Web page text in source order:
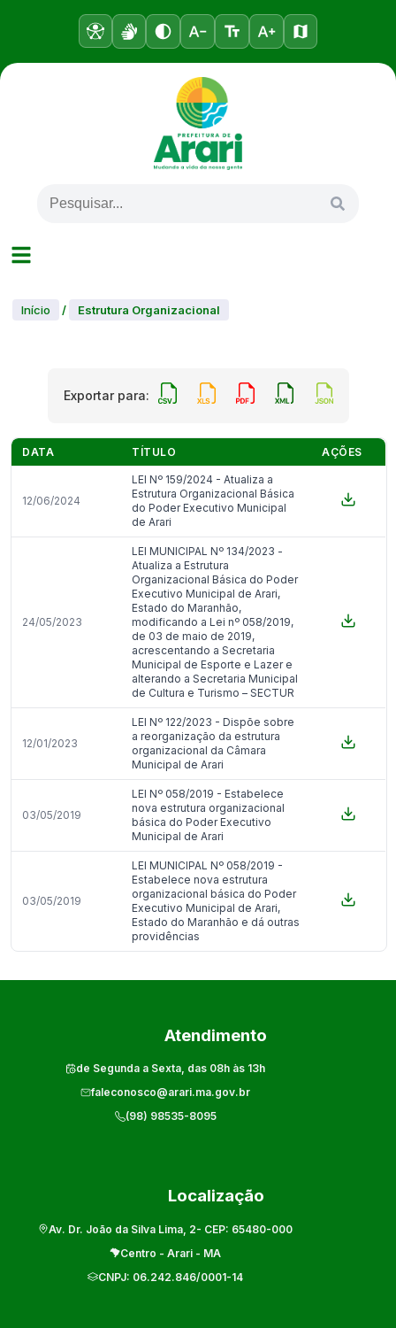
Início / Estrutura Organizacional
Exportar para:
DATA TÍTULO AÇÕES
12/06/2024
LEI Nº 159/2024 - Atualiza a
Estrutura Organizacional Básica
do Poder Executivo Municipal
de Arari
24/05/2023
LEI MUNICIPAL Nº 134/2023 -
Atualiza a Estrutura
Organizacional Básica do Poder
Executivo Municipal de Arari,
Estado do Maranhão,
modificando a Lei nº 058/2019,
de 03 de maio de 2019,
acrescentando a Secretaria
Municipal de Esporte e Lazer e
alterando a Secretaria Municipal
de Cultura e Turismo – SECTUR
12/01/2023
LEI Nº 122/2023 - Dispõe sobre
a reorganização da estrutura
organizacional da Câmara
Municipal de Arari
03/05/2019
LEI Nº 058/2019 - Estabelece
nova estrutura organizacional
básica do Poder Executivo
Municipal de Arari
03/05/2019
LEI MUNICIPAL Nº 058/2019 -
Estabelece nova estrutura
organizacional básica do Poder
Executivo Municipal de Arari,
Estado do Maranhão e dá outras
providências
Atendimento
de Segunda a Sexta, das 08h às 13h
faleconosco@arari.ma.gov.br
(98) 98535-8095
Localização
Av. Dr. João da Silva Lima, 2- CEP: 65480-000
Centro - Arari - MA
CNPJ: 06.242.846/0001-14